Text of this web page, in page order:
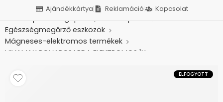
Ajándékkártya Reklamáció Kapcsolat
Kezdőlap
Betegápolás, otthonápolás
Egészségmegőrző eszközök
Mágneses-elektromos termékek
VIVAMAX ROVARCSAPDA ELEKTROMOS 1X
ELFOGYOTT